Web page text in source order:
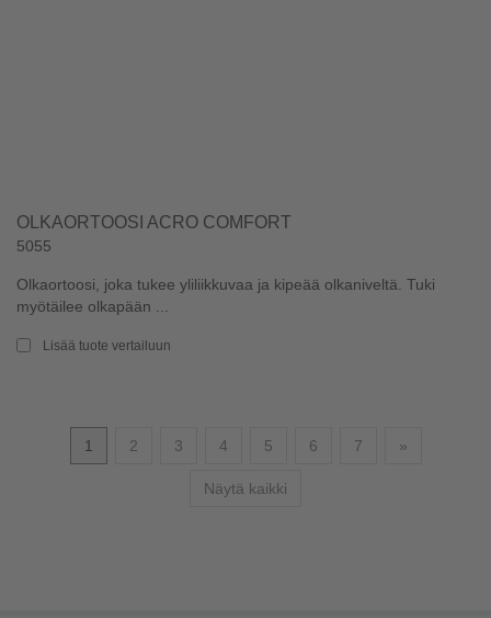
OLKAORTOOSI ACRO COMFORT
5055
Olkaortoosi, joka tukee yliliikkuvaa ja kipeää olkaniveltä. Tuki
myötäilee olkapään ...
Lisää tuote vertailuun
1 2 3 4 5 6 7 »Seuraava
Näytä kaikki